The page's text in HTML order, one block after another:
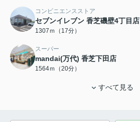
コンビニエンスストア
セブンイレブン 香芝磯壁4丁目店
1307ｍ（17分）
スーパー
mandai(万代) 香芝下田店
1564ｍ（20分）
すべて見る